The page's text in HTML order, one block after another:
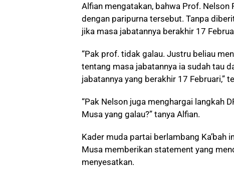
Alfian mengatakan, bahwa Prof.
dengan paripurna tersebut. Tanpa
jika masa jabatannya berakhir 17
“Pak prof. tidak galau. Justru beliau
tentang masa jabatannya ia sudah tau
jabatannya yang berakhir 17 Februari,”
“Pak Nelson juga menghargai langkah
Musa yang galau?” tanya Alfian.
Kader muda partai berlambang Ka’bah
Musa memberikan statement yang
menyesatkan.